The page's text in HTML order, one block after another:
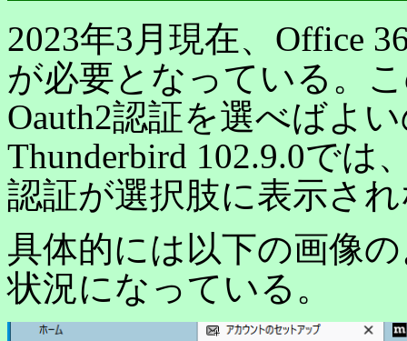
2023年3月現在、Office
が必要となっている。
Oauth2認証を選べばよ
Thunderbird 102.9.0では
認証が選択肢に表示さ
具体的には以下の画像
状況になっている。